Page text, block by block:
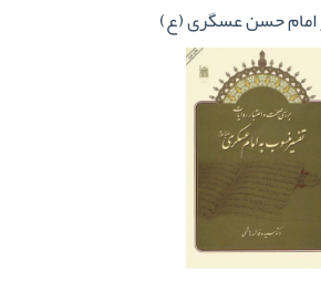
امام حسن عسگری (ع)